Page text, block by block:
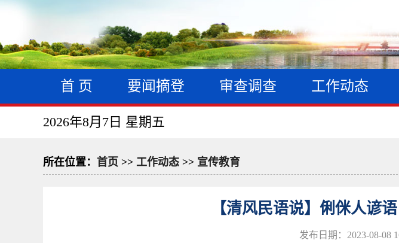
首 页 要闻摘登 审查调查 工作动态
2026年8月7日 星期五
所在位置： 首页 >> 工作动态 >> 宣传教育
【清风民语说】俐侎人谚
发布日期：2023-08-